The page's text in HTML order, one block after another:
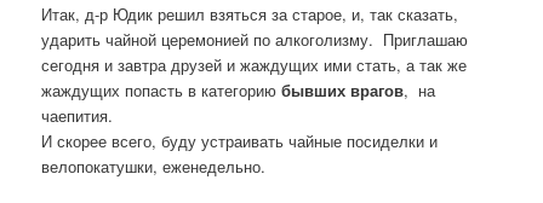
Итак, д-р Юдик решил взяться за старое, и, так сказать,
ударить чайной церемонией по алкоголизму. Приглашаю
сегодня и завтра друзей и жаждущих ими стать, а так же
жаждущих попасть в категориюбывших врагов, на
чаепития.
И скорее всего, буду устраивать чайные посиделки и
велопокатушки, еженедельно.